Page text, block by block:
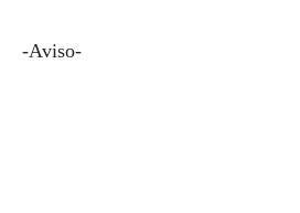
-Aviso-